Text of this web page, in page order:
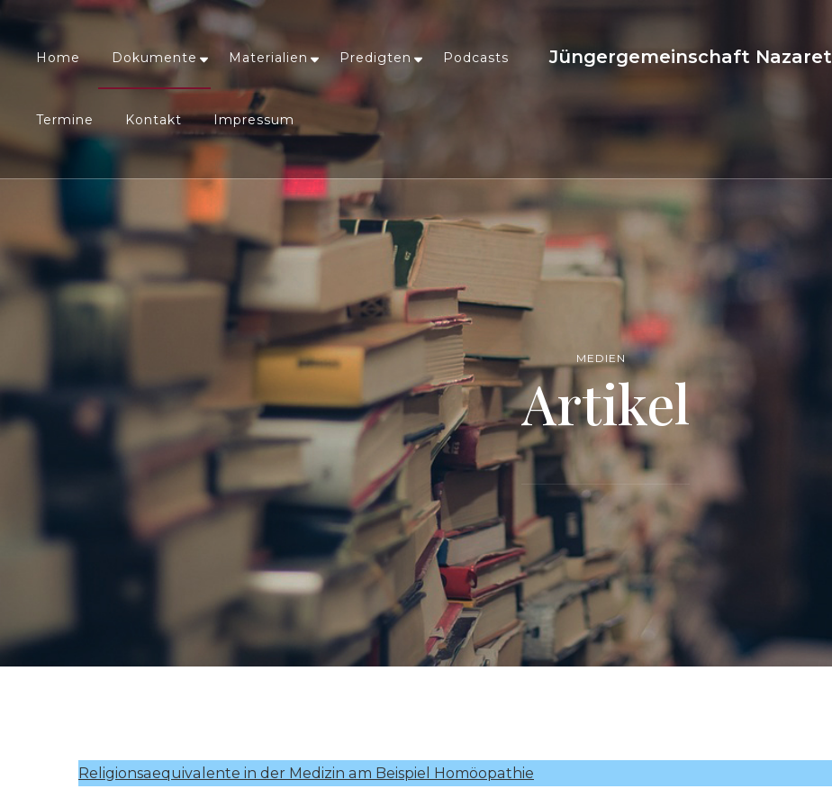
Home Dokumente Materialien Predigten Podcasts Jüngergemeinschaft Nazaret
Termine Kontakt Impressum
MEDIEN
Artikel
Religionsaequivalente in der Medizin am Beispiel Homöopathie